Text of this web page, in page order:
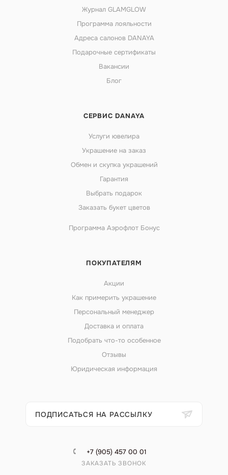
Журнал GLAMGLOW
Программа лояльности
Адреса салонов DANAYA
Подарочные сертификаты
Вакансии
Блог
СЕРВИС DANAYA
Услуги ювелира
Украшение на заказ
Обмен и скупка украшений
Гарантия
Выбрать подарок
Заказать букет цветов
Программа Аэрофлот Бонус
ПОКУПАТЕЛЯМ
Акции
Как примерить украшение
Персональный менеджер
Доставка и оплата
Подобрать что-то особенное
Отзывы
Юридическая информация
ПОДПИСАТЬСЯ НА РАССЫЛКУ
+7 (905) 457 00 01
ЗАКАЗАТЬ ЗВОНОК